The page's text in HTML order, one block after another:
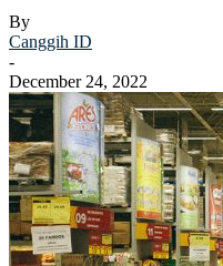
By
Canggih ID
-
December 24, 2022